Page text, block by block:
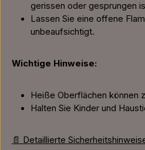
gerissen oder gesprungen
Lassen Sie eine offene
unbeaufsichtigt.
Wichtige Hinweise:
Heiße Oberflächen können
Halten Sie Kinder und
📄 Detaillierte